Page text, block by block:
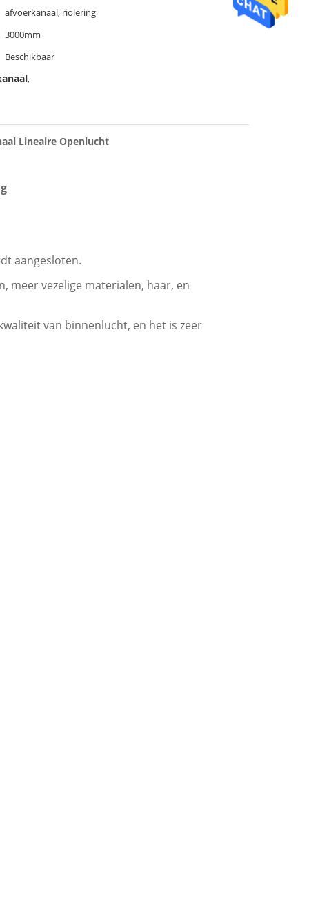
afvoerkanaal, riolering
3000mm
Beschikbaar
,
Lineaire Openlucht
aangesloten.
meer vezelige materialen, haar, en
van binnenlucht, en het is zeer